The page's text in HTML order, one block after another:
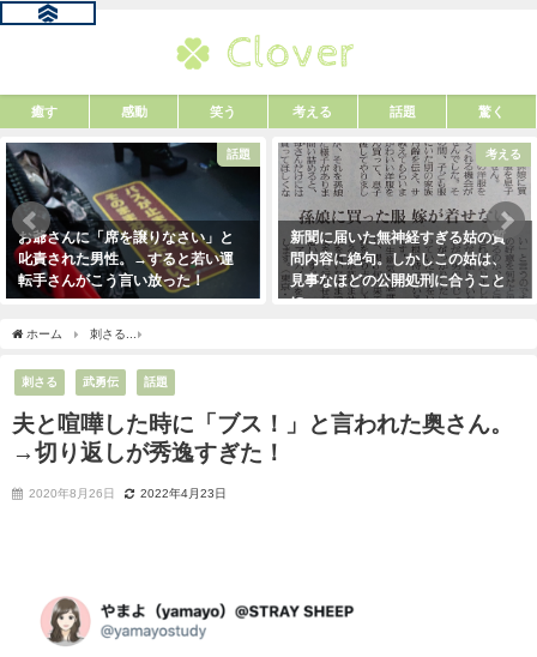
癒す 感動 笑う 考える 話題 驚く
話題
お爺さんに「席を譲りなさい」と
叱責された男性。→すると若い運
転手さんがこう言い放った！
考える
新聞に届いた無神経すぎる姑の質
問内容に絶句。しかしこの姑は、
見事なほどの公開処刑に合うこと
に・・・
ホーム 刺さる
刺さる 武勇伝 話題
夫と喧嘩した時に「ブス！」と言われた奥さん。
→切り返しが秀逸すぎた！
2020年8月26日 2022年4月23日